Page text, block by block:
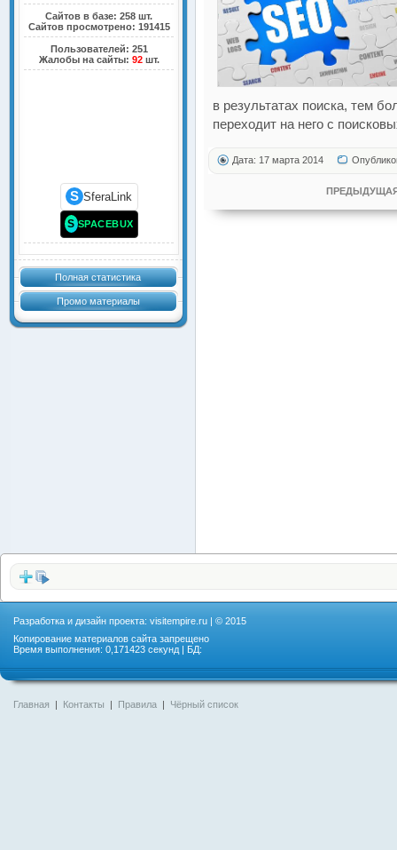
Сайтов в базе: 258 шт.
Сайтов просмотрено: 191415
Пользователей: 251
Жалобы на сайты: 92шт.
S SferaLink
S SPACEBUX
Полная статистика
Промо материалы
в результатах поиска, тем
переходит на него с
Дата: 17 марта 2014
Разработка и дизайн проекта: visitempire.ru | © 2015
Копирование материалов сайта запрещено
Время выполнения: 0,171423 секунд | БД:
Главная | Контакты | Правила | Чёрный список